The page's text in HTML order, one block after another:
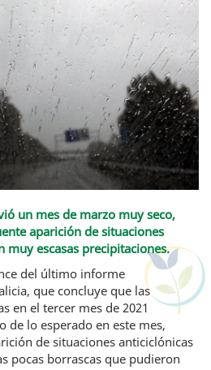
un mes de marzo muy seco,
aparición de situaciones
muy escasas precipitaciones.
del último informe
que concluye que las
en el tercer mes de 2021
de lo esperado en este mes,
de situaciones anticiclónicas
pocas borrascas que pudieron